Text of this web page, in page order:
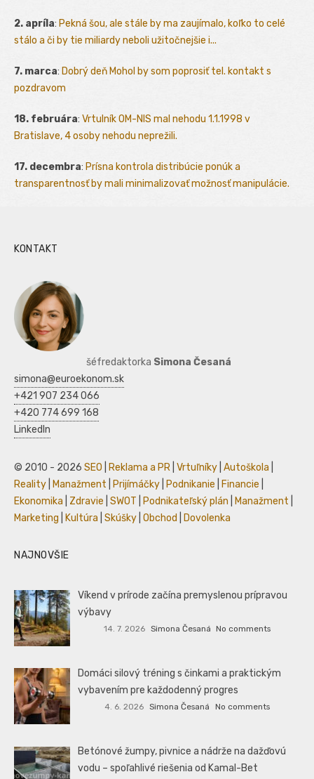
2. apríla: Pekná šou, ale stále by ma zaujímalo, koľko to celé
stálo a či by tie miliardy neboli užitočnejšie i...
7. marca: Dobrý deň Mohol by som poprosiť tel. kontakt s
pozdravom
18. februára: Vrtulník OM-NIS mal nehodu 1.1.1998 v
Bratislave, 4 osoby nehodu neprežili.
17. decembra: Prísna kontrola distribúcie ponúk a
transparentnosť by mali minimalizovať možnosť manipulácie.
KONTAKT
šéfredaktorka Simona Česaná
simona@euroekonom.sk
+421 907 234 066
+420 774 699 168
LinkedIn
© 2010 - 2026 SEO Reklama a PR Vrtuľníky Autoškola
Reality
Manažment Prijímáčky Podnikanie Financie
Ekonomika
Zdravie SWOT Podnikateľský plán Manažment
Marketing
Kultúra Skúšky Obchod Dovolenka
NAJNOVŠIE
Víkend v prírode začína premyslenou prípravou
výbavy
14. 7. 2026 Simona Česaná No comments
Domáci silový tréning s činkami a praktickým
vybavením pre každodenný progres
4. 6. 2026 Simona Česaná No comments
Betónové žumpy, pivnice a nádrže na dažďovú
vodu – spoľahlivé riešenia od Kamal-Bet